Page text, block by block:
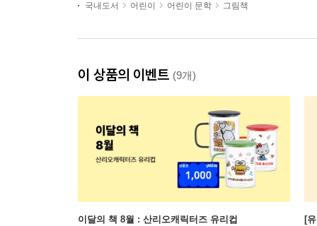
국내도서
어린이 어린이 문학 그림책
이 상품의 이벤트 (9개)
이달의 책 8월 : 산리오캐릭터즈 유리컵
[